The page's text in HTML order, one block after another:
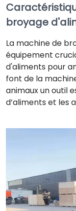
broyage
La machine de
équipement
d'aliments pour
font de la
animaux un outil
d’aliments et les